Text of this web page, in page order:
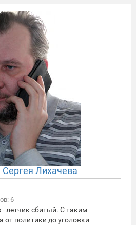
Лихачева
6
летчик сбитый. С таким
от политики до уголовки